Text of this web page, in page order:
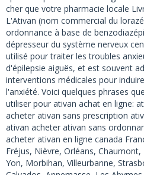
cher que votre pharmacie locale
L'Ativan (nom commercial du
ordonnance à base de
dépresseur du système nerveux
utilisé pour traiter les troubles
d'épilepsie aiguës, et est souvent
interventions médicales pour
l'anxiété. Voici quelques phrases
utiliser pour ativan achat en ligne:
acheter ativan sans prescription
ativan acheter ativan sans
acheter ativan en ligne canada
Fréjus, Nièvre, Orléans,
Yon, Morbihan, Villeurbanne,